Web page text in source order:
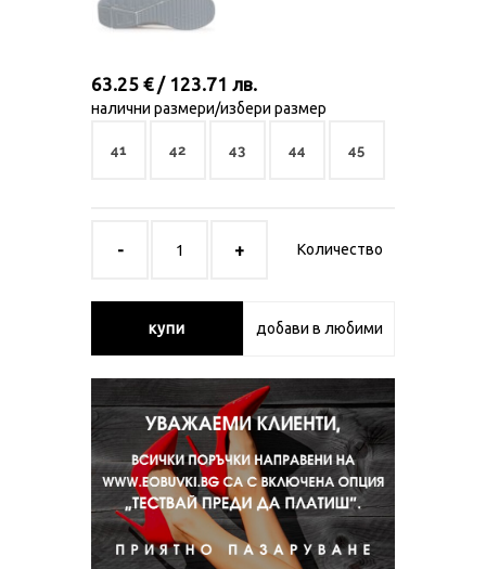
63.25 € / 123.71 лв.
налични размери/избери размер
41 42 43 44 45
Количество
купи добави в любими